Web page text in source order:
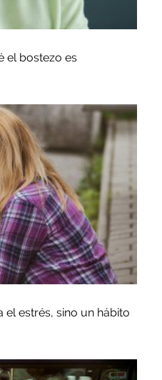
el bostezo es
el estrés, sino un hábito